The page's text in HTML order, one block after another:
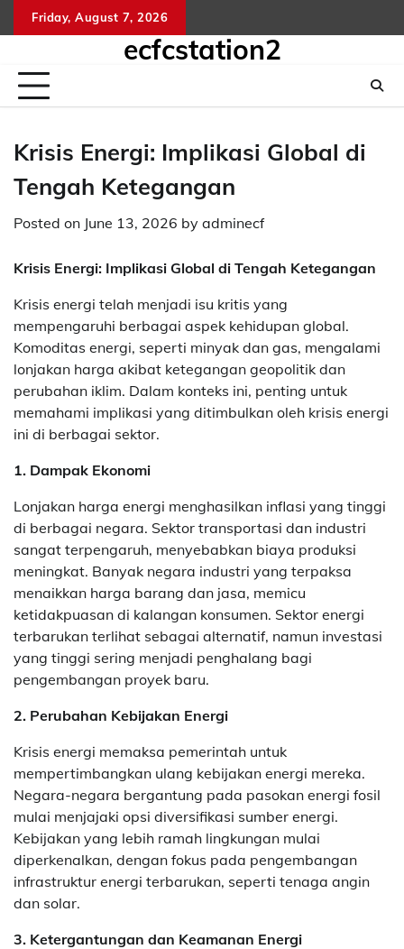
to
Friday, August 7, 2026
ini
ecfcstation2
Krisis Energi: Implikasi Global di
Tengah Ketegangan
Posted on June 13, 2026 by adminecf
Krisis Energi: Implikasi Global di Tengah Ketegangan
Krisis energi telah menjadi isu kritis yang
mempengaruhi berbagai aspek kehidupan global.
Komoditas energi, seperti minyak dan gas, mengalami
lonjakan harga akibat ketegangan geopolitik dan
perubahan iklim. Dalam konteks ini, penting untuk
memahami implikasi yang ditimbulkan oleh krisis energi
ini di berbagai sektor.
1. Dampak Ekonomi
Lonjakan harga energi menghasilkan inflasi yang tinggi
di berbagai negara. Sektor transportasi dan industri
sangat terpengaruh, menyebabkan biaya produksi
meningkat. Banyak negara industri yang terpaksa
menaikkan harga barang dan jasa, memicu
ketidakpuasan di kalangan konsumen. Sektor energi
terbarukan terlihat sebagai alternatif, namun investasi
yang tinggi sering menjadi penghalang bagi
pengembangan proyek baru.
2. Perubahan Kebijakan Energi
Krisis energi memaksa pemerintah untuk
mempertimbangkan ulang kebijakan energi mereka.
Negara-negara bergantung pada pasokan energi fosil
mulai menjajaki opsi diversifikasi sumber energi.
Kebijakan yang lebih ramah lingkungan mulai
diperkenalkan, dengan fokus pada pengembangan
infrastruktur energi terbarukan, seperti tenaga angin
dan solar.
3. Ketergantungan dan Keamanan Energi